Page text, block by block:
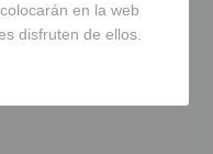
en la web
disfruten de ellos.